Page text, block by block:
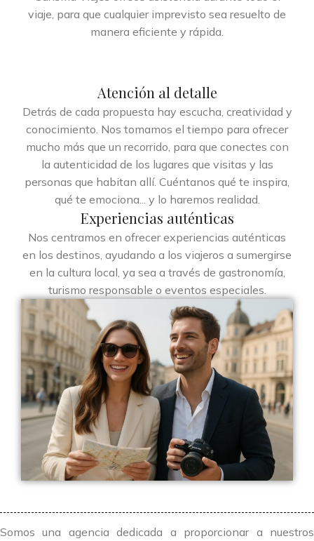
viaje, para que cualquier imprevisto sea resuelto de
manera eficiente y rápida.
Atención al detalle
Detrás de cada propuesta hay escucha, creatividad y
conocimiento. Nos tomamos el tiempo para ofrecer
mucho más que un recorrido, para que conectes con
la autenticidad de los lugares que visitas y las
personas que habitan allí. Cuéntanos qué te inspira,
qué te emociona... y lo haremos realidad.
Experiencias auténticas
Nos centramos en ofrecer experiencias auténticas
en los destinos, ayudando a los viajeros a sumergirse
en la cultura local, ya sea a través de gastronomía,
turismo responsable o eventos especiales.
Somos una agencia dedicada a proporcionar a nuestros